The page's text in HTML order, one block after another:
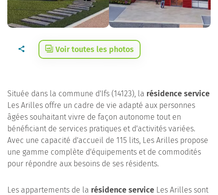
Voir toutes les photos
Située dans la commune d'Ifs (14123), la résidence service
Les Arilles offre un cadre de vie adapté aux personnes
âgées souhaitant vivre de façon autonome tout en
bénéficiant de services pratiques et d'activités variées.
Avec une capacité d'accueil de 115 lits, Les Arilles propose
une gamme complète d'équipements et de commodités
pour répondre aux besoins de ses résidents.
Les appartements de la résidence service Les Arilles sont